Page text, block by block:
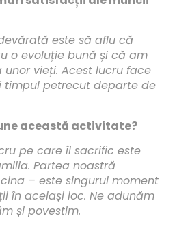
este să aflu că
o evoluție bună și că am
vieți. Acest lucru face
timpul petrecut departe de
această activitate?
pe care îl sacrific este
Partea noastră
– este singurul moment
în același loc. Ne adunăm
și povestim.